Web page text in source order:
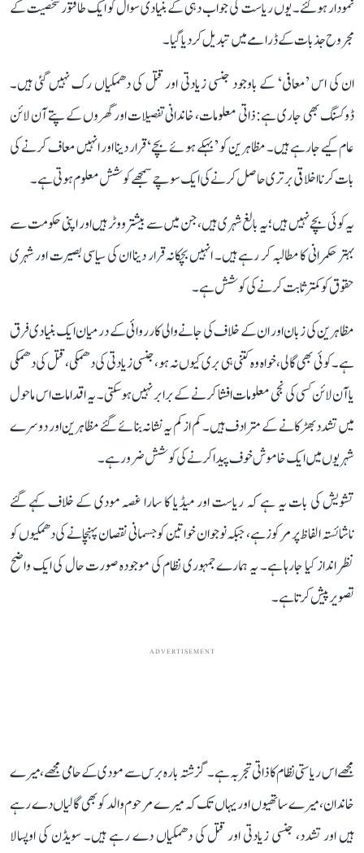
نمودار ہوگئے۔ یوں ریاست کی جواب دہی کے بنیادی سوال کو ایک طاقتور شخصیت کے
مجروح جذبات کے ڈرامے میں تبدیل کردیا گیا۔
ان کی اس ’معافی‘ کے باوجود جنسی زیادتی اور قتل کی دھمکیاں رک نہیں گئی ہیں۔
ڈوکسنگ بھی جاری ہے: ذاتی معلومات، خاندانی تفصیلات اور گھروں کے پتے آن لائن
عام کیے جارہے ہیں۔ مظاہرین کو ’بہکے ہوئے بچے‘ قرار دینا اور انہیں معاف کرنے کی
بات کرنا اخلاقی برتری حاصل کرنے کی ایک سوچے سمجھے کوشش معلوم ہوتی ہے۔
یہ کوئی بچے نہیں ہیں؛ یہ بالغ شہری ہیں، جن میں سے بیشتر ووٹر ہیں اور اپنی حکومت سے
بہتر حکمرانی کا مطالبہ کر رہے ہیں۔ انہیں بچکانہ قرار دینا ان کی سیاسی بصیرت اور شہری
حقوق کو کمتر ثابت کرنے کی کوشش ہے۔
مظاہرین کی زبان اور ان کے خلاف کی جانے والی کارروائی کے درمیان ایک بنیادی فرق
ہے۔ کوئی بھی گالی، خواہ وہ کتنی ہی بری کیوں نہ ہو، جنسی زیادتی کی دھمکی، قتل کی دھمکی
یا آن لائن کسی کی نجی معلومات افشا کرنے کے برابر نہیں ہوسکتی۔ یہ اقدامات اس ماحول
میں تشدد بھڑکانے کے مترادف ہیں۔ کم از کم یہ نشانہ بنائے گئے مظاہرین اور دوسرے
شہریوں میں ایک خاموش خوف پیدا کرنے کی کوشش ضرور ہے۔
تشویش کی بات یہ ہے کہ ریاست اور میڈیا کا سارا غصہ مودی کے خلاف کہے گئے
ناشائستہ الفاظ پر مرکوز ہے، جبکہ نوجوان خواتین کو جسمانی نقصان پہنچانے کی دھمکیوں کو
نظر انداز کیا جارہا ہے۔ یہ ہمارے جمہوری نظام کی موجودہ صورت حال کی ایک واضح
تصویر پیش کرتا ہے۔
ADVERTISEMENT
مجھے اس ریاستی نظام کا ذاتی تجربہ ہے۔ گزشتہ بارہ برس سے مودی کے حامی مجھے، میرے
خاندان، میرے ساتھیوں اور یہاں تک کہ میرے مرحوم والد کو بھی گالیاں دے رہے
ہیں اور تشدد، جنسی زیادتی اور قتل کی دھمکیاں دے رہے ہیں۔ سویڈن کی اوپسالا